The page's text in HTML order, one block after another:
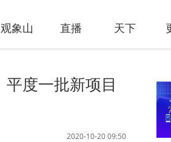
观象山 直播 天下
平度一批新项目
2020-10-20 09:50